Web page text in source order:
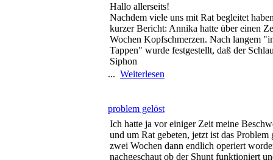
Hallo allerseits!
Nachdem viele uns mit Rat begleitet
kurzer Bericht: Annika hatte über einen
Wochen Kopfschmerzen. Nach langem
Tappen" wurde festgestellt, daß der
Siphon
... Weiterlesen
problem gelöst
Ich hatte ja vor einiger Zeit meine
und um Rat gebeten, jetzt ist das
zwei Wochen dann endlich operiert
nachgeschaut ob der Shunt funktioniert